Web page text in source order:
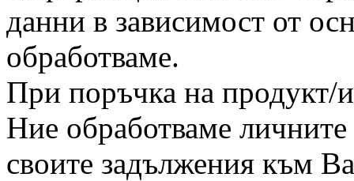
данни в зависимост от
обработваме.
При поръчка на продукт/
Ние обработваме
своите задължения към